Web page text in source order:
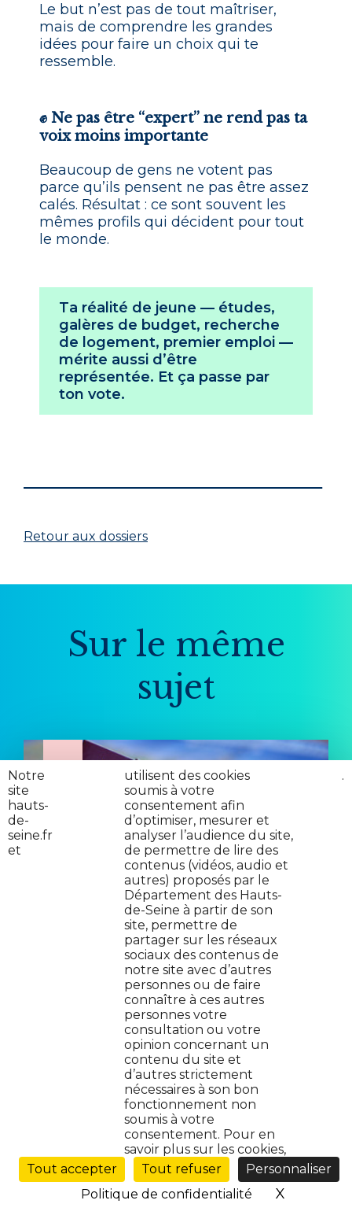
Ouvrir
le
menu
Le but n’est pas de tout maîtriser,
mais de comprendre les grandes
idées pour faire un choix qui te
ressemble.
✊ Ne pas être “expert” ne rend pas ta
voix moins importante
Beaucoup de gens ne votent pas
parce qu’ils pensent ne pas être assez
calés. Résultat : ce sont souvent les
mêmes profils qui décident pour tout
le monde.
Ta réalité de jeune — études,
galères de budget, recherche
de logement, premier emploi —
mérite aussi d’être
représentée. Et ça passe par
ton vote.
Retour aux dossiers
Sur le même
sujet
Je veux m'engager à l'étranger
En tant que citoyen du monde, j’ai
envie de participer à un projet
solidaire pour aider à l’étranger. C’est
aussi une bonne…
Notre
site
hauts-
de-
seine.fr
et
utilisent des cookies
soumis à votre
consentement afin
d’optimiser, mesurer et
analyser l’audience du site,
de permettre de lire des
contenus (vidéos, audio et
autres) proposés par le
Département des Hauts-
de-Seine à partir de son
site, permettre de
partager sur les réseaux
sociaux des contenus de
notre site avec d’autres
personnes ou de faire
connaître à ces autres
personnes votre
consultation ou votre
opinion concernant un
contenu du site et
d’autres strictement
nécessaires à son bon
fonctionnement non
soumis à votre
consentement. Pour en
savoir plus sur les cookies,
.
Tout accepter Tout refuser
Personnaliser
Politique de confidentialité
X